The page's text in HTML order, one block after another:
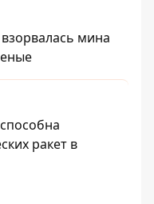
мина
ракет в